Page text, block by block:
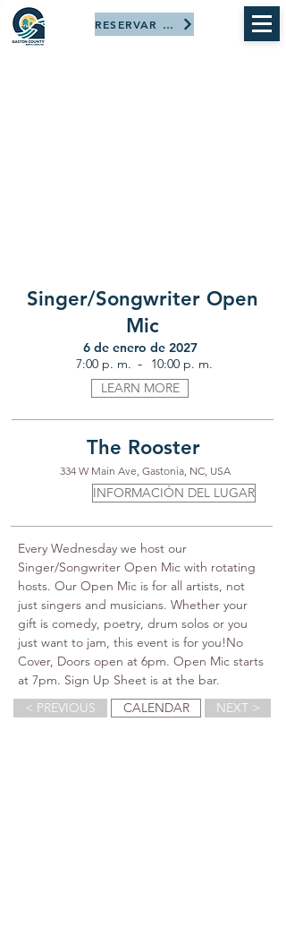
RESERVAR AHORA
Singer/Songwriter Open
Mic
6 de enero de 2027
7:00 p. m. -
10:00 p. m.
LEARN MORE
The Rooster
334 W Main Ave, Gastonia, NC, USA
INFORMACIÓN DEL LUGAR
Every Wednesday we host our
Singer/Songwriter Open Mic with rotating
hosts. Our Open Mic is for all artists, not
just singers and musicians. Whether your
gift is comedy, poetry, drum solos or you
just want to jam, this event is for you!No
Cover, Doors open at 6pm. Open Mic starts
at 7pm. Sign Up Sheet is at the bar.
< PREVIOUS
CALENDAR NEXT >